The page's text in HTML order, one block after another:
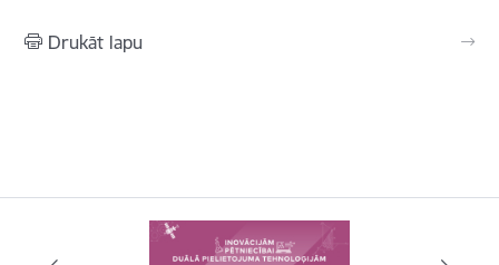
Drukāt lapu